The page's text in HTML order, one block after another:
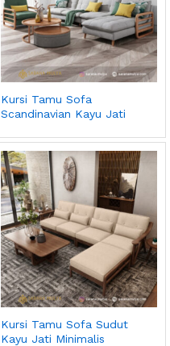
Kursi Tamu Sofa
Scandinavian Kayu Jati
Kursi Tamu Sofa Sudut
Kayu Jati Minimalis